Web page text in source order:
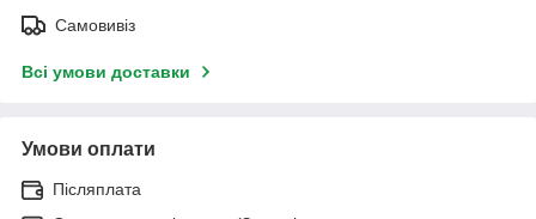
Самовивіз
Всі умови доставки
Умови оплати
Післяплата